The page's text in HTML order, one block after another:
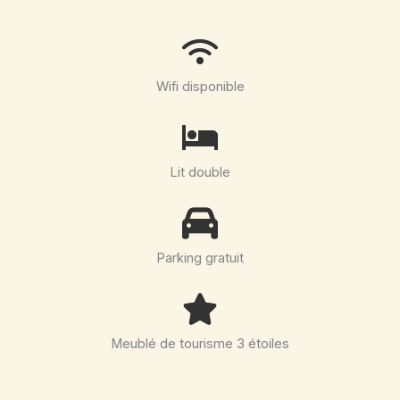
Wifi disponible
Lit double
Parking gratuit
Meublé de tourisme 3 étoiles